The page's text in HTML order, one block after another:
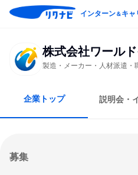
インターン＆キャ
株式会社ワール
製造・メーカー・人材派遣・
企業トップ 説明会・
募集